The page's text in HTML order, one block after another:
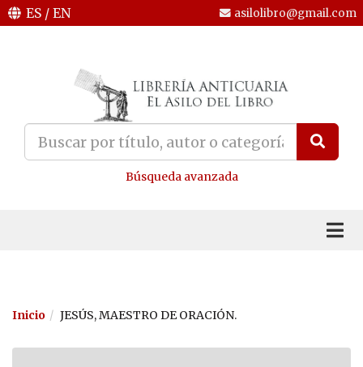
ES / EN asilolibro@gmail.com
Búsqueda avanzada
Inicio JESÚS, MAESTRO DE ORACIÓN.